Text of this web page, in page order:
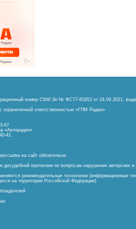
номер СМИ Эл № ФС77-81953 от 24.09.2021,
ограниченной ответственностью «ГПМ Радио»
67
«Авторадио»
41
на сайт обязательна
досудебной претензии по вопросам нарушения авторских
рекомендательные технологии (информационные
на территории Российской Федерации)